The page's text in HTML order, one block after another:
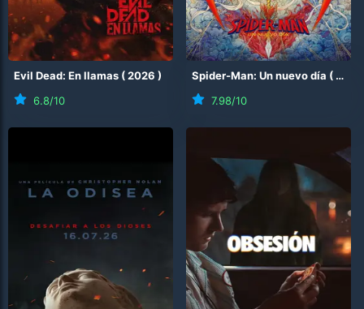
Evil Dead: En llamas (2026 )
6.8/10
Spider-Man: Un nuevo día ( 2026
7.98/10